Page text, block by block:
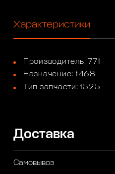
Характеристики
Производитель: 771
Назначение: 1468
Тип запчасти: 1525
Доставка
Самовывоз